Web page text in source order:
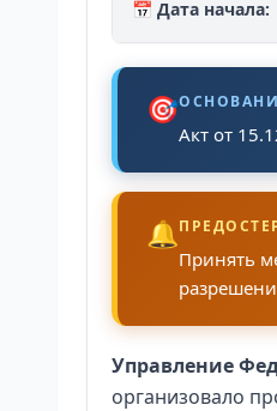
📅 Дата начала:
🎯
Акт от
🔔
Принять
Управление
организовало